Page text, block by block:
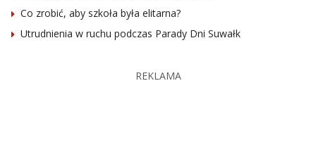
Co zrobić, aby szkoła była elitarna?
Utrudnienia w ruchu podczas Parady Dni Suwałk
REKLAMA